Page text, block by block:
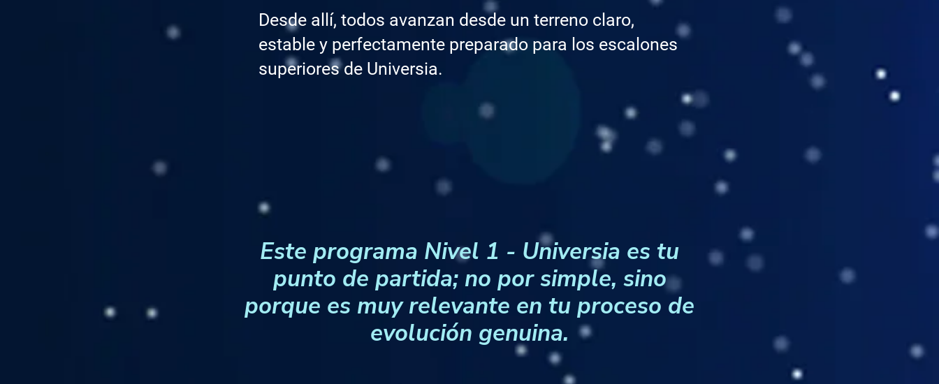
Desde allí, todos avanzan desde un terreno claro,
estable y perfectamente preparado para los escalones
superiores de Universia.
Este programa Nivel 1 - Universia es tu
punto de partida; no por simple, sino
porque es muy relevante en tu proceso de
evolución genuina.